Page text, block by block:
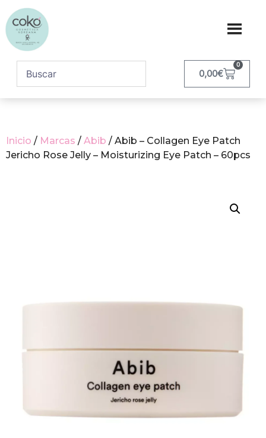
0,00€
0
Inicio / Marcas / Abib / Abib – Collagen Eye Patch
Jericho Rose Jelly – Moisturizing Eye Patch – 60pcs